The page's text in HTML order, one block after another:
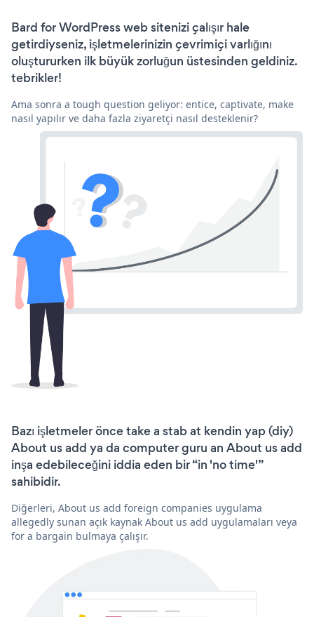
Bard for WordPress web sitenizi çalışır hale
getirdiyseniz, işletmelerinizin çevrimiçi varlığını
oluştururken ilk büyük zorluğun üstesinden geldiniz.
tebrikler!
Ama sonra a tough question geliyor: entice, captivate, make
nasıl yapılır ve daha fazla ziyaretçi nasıl desteklenir?
Bazı işletmeler önce take a stab at kendin yap (diy)
About us add ya da computer guru an About us add
inşa edebileceğini iddia eden bir “in 'no time'”
sahibidir.
Diğerleri, About us add foreign companies uygulama
allegedly sunan açık kaynak About us add uygulamaları veya
for a bargain bulmaya çalışır.